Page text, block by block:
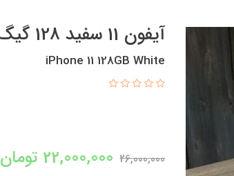
آیفون 11 سفید 128 گیگ کارکرده
iPhone 11 128GB White
26,000,000
22,000,000 تومان